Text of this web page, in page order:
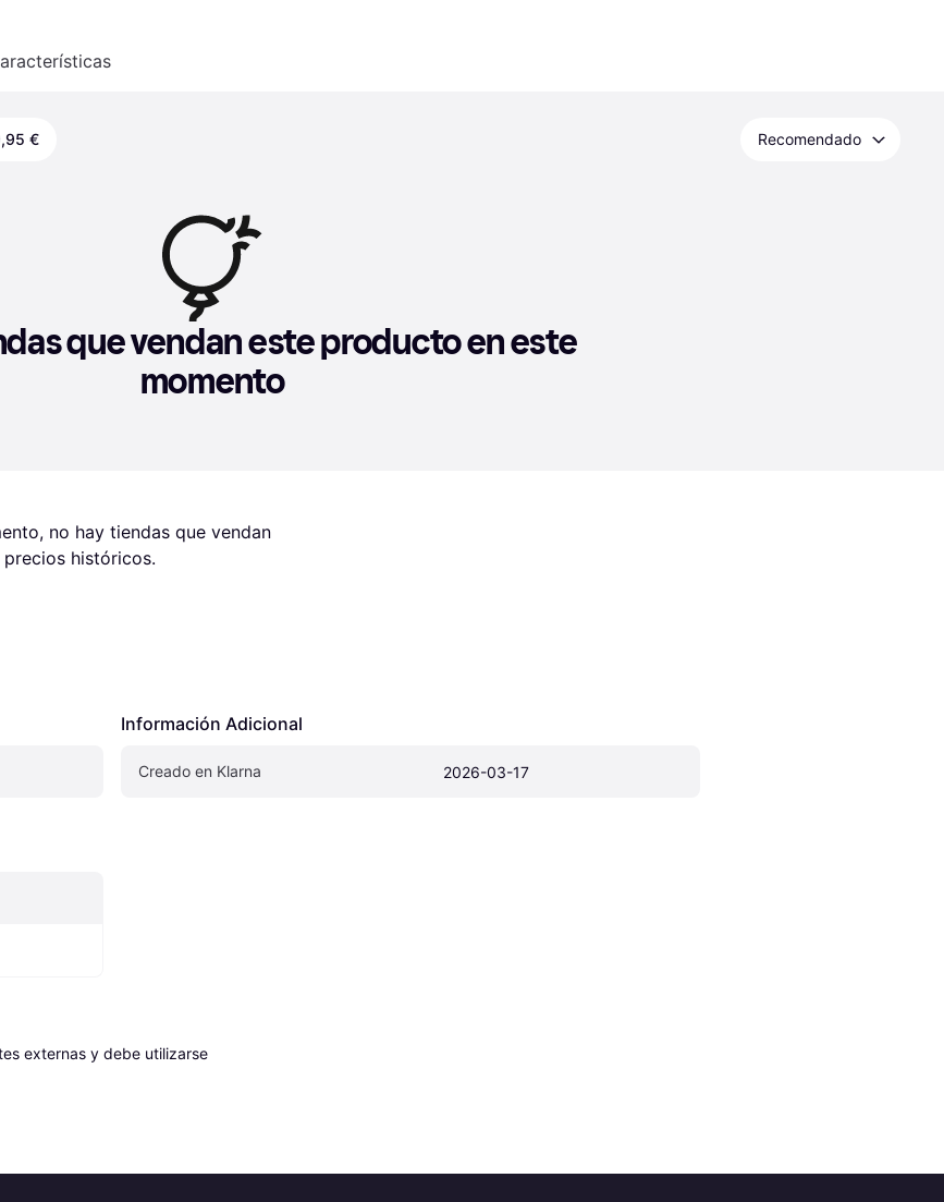
€ Recomendado
que vendan este producto en este
momento
no hay tiendas que vendan
históricos.
Información Adicional
Creado en Klarna 2026-03-17
externas y debe utilizarse